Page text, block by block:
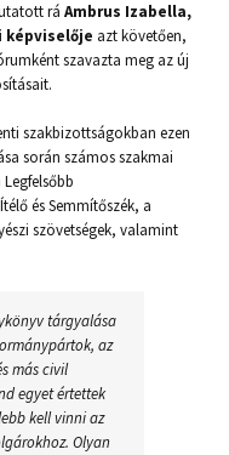
rá Ambrus Izabella,
képviselője azt követően,
szavazta meg az új
szakbizottságokban ezen
során számos szakmai
és Semmítőszék, a
szövetségek, valamint
tárgyalása
az
más civil
egyet értettek
kell vinni az
Olyan